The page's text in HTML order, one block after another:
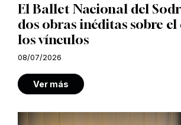
El Ballet Nacional del
dos obras inéditas sobre
los vínculos
08/07/2026
Ver más